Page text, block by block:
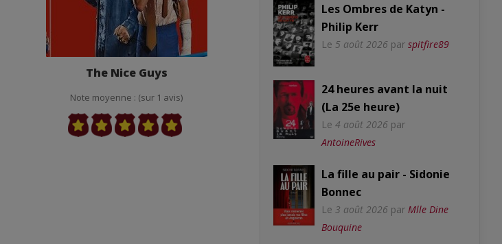
The Nice Guys
Note moyenne : (sur 1 avis)
Les Ombres de Katyn -
Philip Kerr
Le 5 août 2026 par spitfire89
24 heures avant la nuit
(La 25e heure)
Le 4 août 2026 par
AntoineRives
La fille au pair - Sidonie
Bonnec
Le 3 août 2026 par Mlle Dine
Bouquine